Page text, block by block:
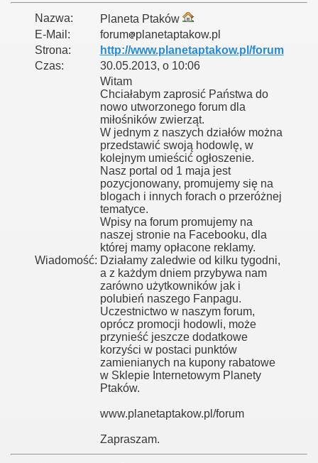
Nazwa:
Planeta Ptaków
E-Mail:
forum
planetaptakow.pl
Strona:
http://www.planetaptakow.pl/forum
Czas:
30.05.2013, o 10:06
Wiadomość:
Witam
Chciałabym zaprosić Państwa do
nowo utworzonego forum dla
miłośników zwierząt.
W jednym z naszych działów można
przedstawić swoją hodowlę, w
kolejnym umieścić ogłoszenie.
Nasz portal od 1 maja jest
pozycjonowany, promujemy się na
blogach i innych forach o przeróżnej
tematyce.
Wpisy na forum promujemy na
naszej stronie na Facebooku, dla
której mamy opłacone reklamy.
Działamy zaledwie od kilku tygodni,
a z każdym dniem przybywa nam
zarówno użytkowników jak i
polubień naszego Fanpagu.
Uczestnictwo w naszym forum,
oprócz promocji hodowli, może
przynieść jeszcze dodatkowe
korzyści w postaci punktów
zamienianych na kupony rabatowe
w Sklepie Internetowym Planety
Ptaków.
www.planetaptakow.pl/forum
Zapraszam.